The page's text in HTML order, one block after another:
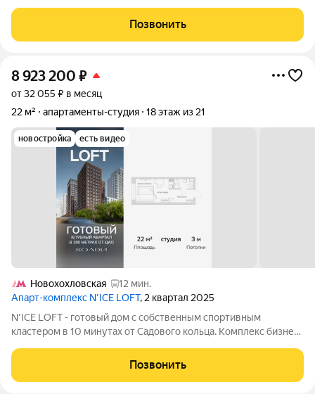
компания КОЛДИ, представляет собой знаковое жилое
пространство, на территории которого
Позвонить
8 923 200 ₽
от 32 055 ₽ в месяц
22 м²
апартаменты-студия 18 этаж из 21
новостройка есть видео
Новохохловская
12 мин.
Апарт-комплекс N’ICE LOFT, 2 квартал 2025
N'ICE LOFT - готовый дом с собственным спортивным
кластером в 10 минутах от Садового кольца. Комплекс бизнес-
компания КОЛДИ, представляет собой знаковое жилое
пространство, на территории которого
Позвонить